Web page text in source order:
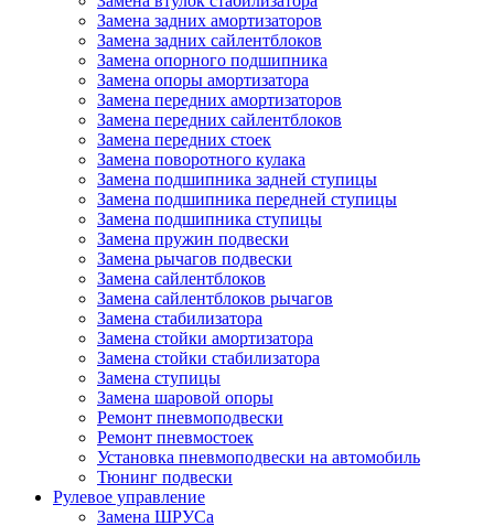
Замена задних амортизаторов
Замена задних сайлентблоков
Замена опорного подшипника
Замена опоры амортизатора
Замена передних амортизаторов
Замена передних сайлентблоков
Замена передних стоек
Замена поворотного кулака
Замена подшипника задней ступицы
Замена подшипника передней ступицы
Замена подшипника ступицы
Замена пружин подвески
Замена рычагов подвески
Замена сайлентблоков
Замена сайлентблоков рычагов
Замена стабилизатора
Замена стойки амортизатора
Замена стойки стабилизатора
Замена ступицы
Замена шаровой опоры
Ремонт пневмоподвески
Ремонт пневмостоек
Установка пневмоподвески на автомобиль
Тюнинг подвески
Рулевое управление
Замена ШРУСа